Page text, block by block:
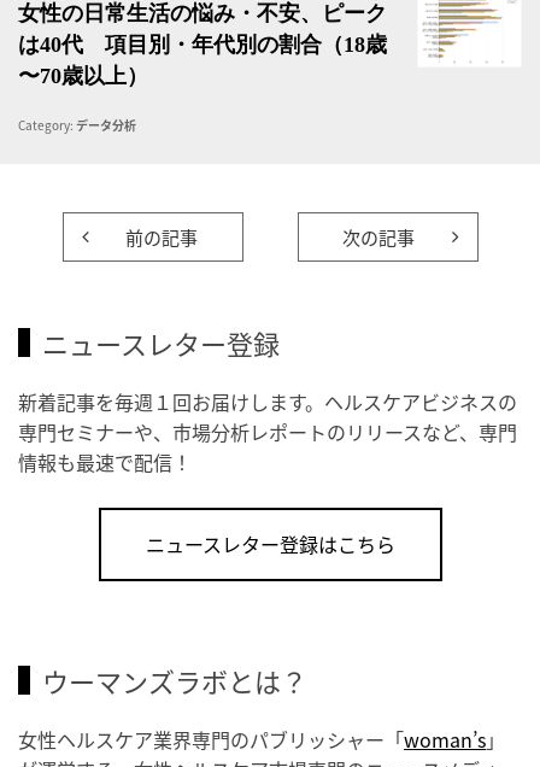
女性の日常生活の悩み・不安、ピーク
は40代 項目別・年代別の割合（18歳
〜70歳以上）
Category: データ分析
前の記事 次の記事
ニュースレター登録
新着記事を毎週１回お届けします。ヘルスケアビジネスの
専門セミナーや、市場分析レポートのリリースなど、専門
情報も最速で配信！
ニュースレター登録はこちら
ウーマンズラボとは？
女性ヘルスケア業界専門のパブリッシャー「woman’s」